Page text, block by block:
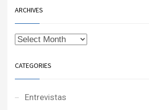
ARCHIVES
CATEGORIES
Entrevistas